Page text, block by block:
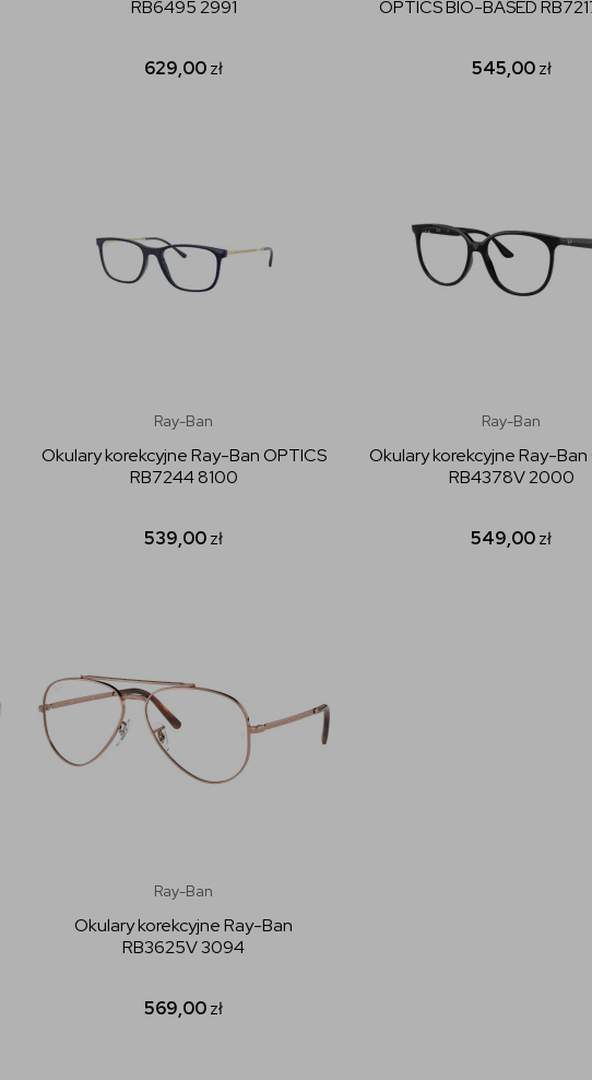
RB6495 2991
629,00zł
OPTICS BIO-BASED
545,00zł
Ray-Ban
Okulary korekcyjne Ray-Ban OPTICS
RB7244 8100
539,00zł
Ray-Ban
Okulary korekcyjne Ray-Ban
RB4378V 2000
549,00zł
Ray-Ban
Okulary korekcyjne Ray-Ban
RB3625V 3094
569,00zł